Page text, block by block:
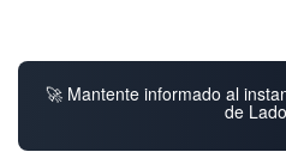
🚀 Mantente informado al
de